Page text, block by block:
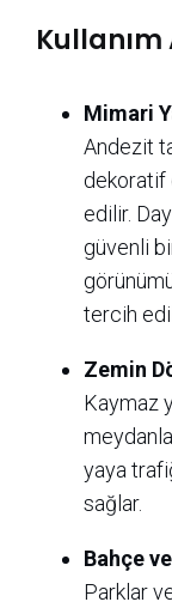
Kullanım
Mimari
Andezit
dekoratif
edilir.
güvenli
tercih
Zemin
Kaymaz
yaya
sağlar.
Bahçe
Parklar